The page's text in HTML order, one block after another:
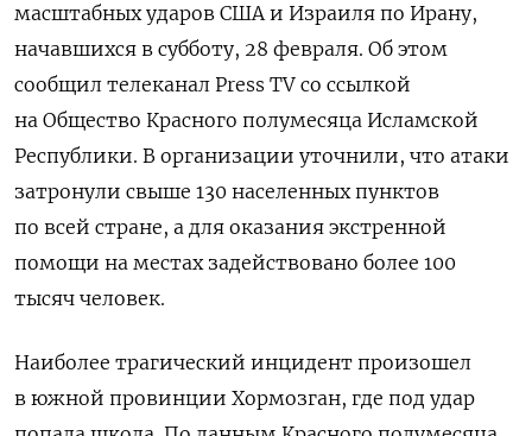
масштабных ударов США и Израиля по Ирану,
начавшихся в субботу, 28 февраля. Об этом
сообщил телеканал Press TV со ссылкой
на Общество Красного полумесяца Исламской
Республики. В организации уточнили, что атаки
затронули свыше 130 населенных пунктов
по всей стране, а для оказания экстренной
помощи на местах задействовано более 100
тысяч человек.
Наиболее трагический инцидент произошел
в южной провинции Хормозган, где под удар